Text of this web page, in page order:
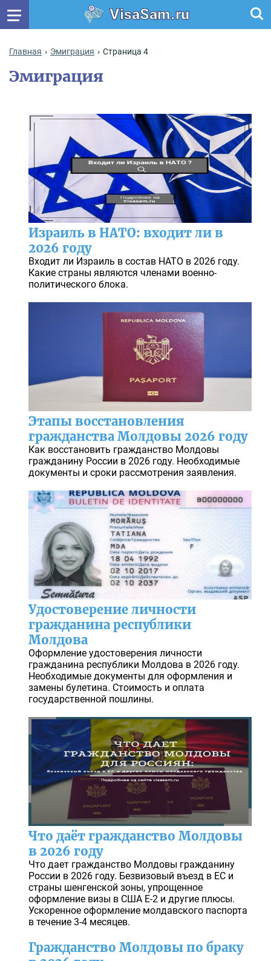
VisaSam.ru
Главная Эмиграция Страница 4
Эмиграция
Израиль в НАТО: входит ли в
2026 году
Входит ли Израиль в состав НАТО в 2026 году.
Какие страны являются членами военно-
политического блока.
Этапы восстановления
гражданства Молдовы 2026 году
Как восстановить гражданство Молдовы
гражданину России в 2026 году. Необходимые
документы и сроки рассмотрения заявления.
Удостоверение личности
гражданина республики
Молдова
Оформление удостоверения личности
гражданина республики Молдова в 2026 году.
Необходимые документы для оформления и
замены булетина. Стоимость и оплата
государственной пошлины.
Что даёт гражданство Молдовы
в 2026 году
Что дает гражданство Молдовы гражданину
России в 2026 году. Безвизовый въезд в ЕС и
страны шенгенской зоны, упрощенное
оформление визы в США E-2 и другие плюсы.
Ускоренное оформление молдавского паспорта
в течение 3-4 месяцев.
Гражданство Молдовы по браку